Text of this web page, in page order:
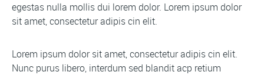
egestas nulla mollis dui lorem dolor. Lorem ipsum dolor
sit amet, consectetur adipis cin elit.
Lorem ipsum dolor sit amet, consectetur adipis cin elit.
Nunc purus libero, interdum sed blandit acp retium